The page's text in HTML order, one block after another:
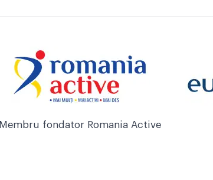
Membru fondator Romania Active